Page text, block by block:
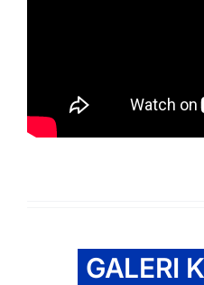
GALERI